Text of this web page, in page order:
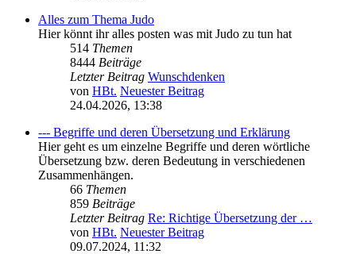
Alles zum Thema Judo
Hier könnt ihr alles posten was mit Judo zu tun hat
514 Themen
8444 Beiträge
Letzter Beitrag Wunschdenken
von HBt. Neuester Beitrag
24.04.2026, 13:38
--- Begriffe und deren Übersetzung und Erklärung
Hier geht es um einzelne Begriffe und deren wörtliche
Übersetzung bzw. deren Bedeutung in verschiedenen
Zusammenhängen.
66 Themen
859 Beiträge
Letzter Beitrag Re: Richtige Übersetzung der …
von HBt. Neuester Beitrag
09.07.2024, 11:32